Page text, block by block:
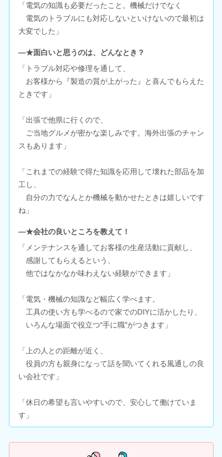
「電気の知識も必要だったこと。機械だけでなく
電気のトラブルにも対応しないといけないので最初は
大変でした」
―★面白いと思うのは、どんなとき？
「トラブル対応や修理を通して、
お客様から『製造の質が上がった』と喜んでもらえた
ときです」
「出張で他県に行くので、
ご当地グルメが密かな楽しみです。海外出張のチャン
スもあります」
「これまでの経験で得た知識を応用して壊れた部品を加
工し、
自分の力でなんとか機械を動かせたときは嬉しいです
ね」
―★会社の良いところを教えて！
「メンテナンスを通してお客様の生産活動に貢献し、
感謝してもらえるという、
他ではなかなか味わえない経験ができます」
「電気・機械の知識など幅広く学べます。
工具の使い方も学べるので家でのDIYに活かしたり、
いろんな場面で役立つ“手に職”がつきます」
「上の人との距離が近く、
役員の方も親身になって話を聞いてくれる風通しの良
い会社です」
「休日の希望も言いやすいので、安心して働けていま
す」